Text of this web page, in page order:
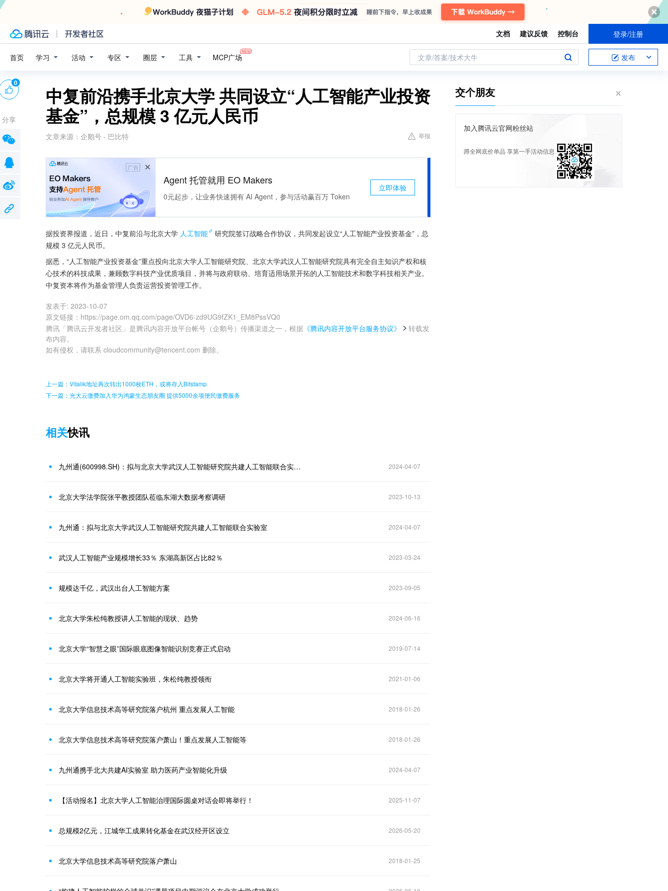
文档 建议反馈 控制台 登录/注册
首页 学习 活动 专区 圈层 工具 MCP广场 文章/答案/技术大牛 发布
中复前沿携手北京大学 共同设立“人工智能产业投资
基金”，总规模 3 亿元人民币
文章来源： 企鹅号 - 巴比特 举报
广告
Agent 托管就用 EO Makers
0元起步，让业务快速拥有 AI Agent，参与活动赢百万 Token
立即体验
据投资界报道，近日，中复前沿与北京大学 人工智能
研究院签订战略合作协议，共同发起设立“人工智能产业投资基金”，总
规模 3 亿元人民币。
据悉，“人工智能产业投资基金”重点投向北京大学人工智能研究院、北京大学武汉人工智能研究院具有完全自主知识产权和核
心技术的科技成果，兼顾数字科技产业优质项目，并将与政府联动、培育适用场景开拓的人工智能技术和数字科技相关产业。
中复资本将作为基金管理人负责运营投资管理工作。
发表于: 2023-10-07
原文链接 ： https://page.om.qq.com/page/OVD6-zd9UG9fZK1_EM8PssVQ0
腾讯「腾讯云开发者社区」是腾讯内容开放平台帐号（企鹅号）传播渠道之一，根据 《腾讯内容开放平台服务协议》
转载发
布内容。
如有侵权，请联系 cloudcommunity@tencent.com 删除。
0
分享
上一篇：Vitalik地址再次转出1000枚ETH，或将存入Bitstamp
下一篇：光大云缴费加入华为鸿蒙生态朋友圈 提供5000余项便民缴费服务
相关快讯
九州通(600998.SH)：拟与北京大学武汉人工智能研究院共建人工智能联合实验室 2024-04-07
北京大学法学院张平教授团队莅临东湖大数据考察调研 2023-10-13
九州通：拟与北京大学武汉人工智能研究院共建人工智能联合实验室 2024-04-07
武汉人工智能产业规模增长33％ 东湖高新区占比82％ 2023-03-24
规模达千亿，武汉出台人工智能方案 2023-09-05
北京大学朱松纯教授讲人工智能的现状、趋势 2024-06-16
北京大学“智慧之眼”国际眼底图像智能识别竞赛正式启动 2019-07-14
北京大学将开通人工智能实验班，朱松纯教授领衔 2021-01-06
北京大学信息技术高等研究院落户杭州 重点发展人工智能 2018-01-26
北京大学信息技术高等研究院落户萧山！重点发展人工智能等 2018-01-26
九州通携手北大共建AI实验室 助力医药产业智能化升级 2024-04-07
【活动报名】北京大学人工智能治理国际圆桌对话会即将举行！ 2025-11-07
总规模2亿元，江城华工成果转化基金在武汉经开区设立 2026-05-20
北京大学信息技术高等研究院落户萧山 2018-01-25
交个朋友
加入腾讯云官网粉丝站
蹲全网底价单品 享第一手活动信息